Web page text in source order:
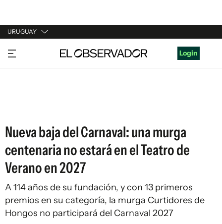
URUGUAY
URUGUAY
ARGENTINA
Login
Nueva baja del Carnaval: una murga
centenaria no estará en el Teatro de
Verano en 2027
A 114 años de su fundación, y con 13 primeros
premios en su categoría, la murga Curtidores de
Hongos no participará del Carnaval 2027